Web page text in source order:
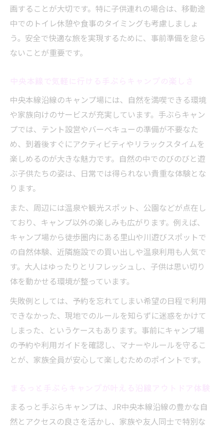
画することが大切です。特に子供連れの場合は、移動途
中でのトイレ休憩や食事のタイミングも考慮しましょ
う。安全で快適な旅を実現するために、事前準備を怠ら
ないことが重要です。
中央本線沿線のキャンプ場には、自然を満喫できる環境
や家族向けのサービスが充実しています。手ぶらキャン
プでは、テント設営やバーベキューの準備が不要なた
め、到着後すぐにアクティビティやリラックスタイムを
楽しめるのが大きな魅力です。自然の中でのびのびと遊
ぶ子供たちの姿は、日常では得られない貴重な体験とな
ります。
また、周辺には温泉や観光スポット、公園などが点在し
ており、キャンプ以外の楽しみも広がります。例えば、
キャンプ場から徒歩圏内にある里山や川遊びスポットで
の自然体験、近隣施設での買い出しや温泉利用も人気で
す。大人はゆったりとリフレッシュし、子供は思い切り
体を動かせる環境が整っています。
失敗例としては、予約を忘れてしまい希望の日程で利用
できなかった、現地でのルールを知らずに迷惑をかけて
しまった、というケースもあります。事前にキャンプ場
の予約や利用ガイドを確認し、マナーやルールを守るこ
とが、家族全員が安心して楽しむためのポイントです。
まるっと手ぶらキャンプは、JR中央本線沿線の豊かな自
然とアクセスの良さを活かし、家族や友人同士で特別な